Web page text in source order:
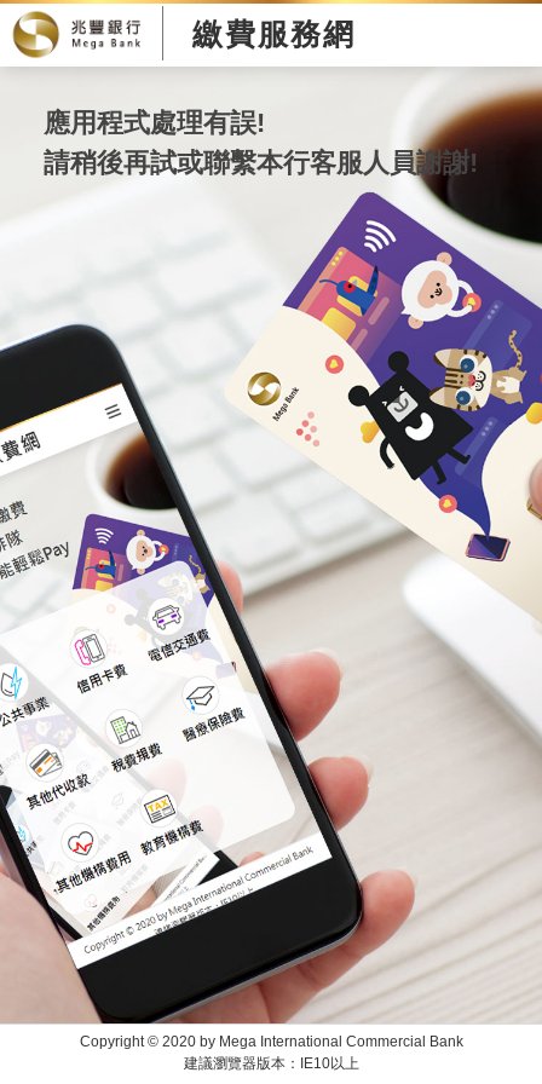
繳費服務網
應用程式處理有誤!
請稍後再試或聯繫本行客服人員謝謝!
Copyright © 2020 by Mega International Commercial Bank
建議瀏覽器版本：IE10以上